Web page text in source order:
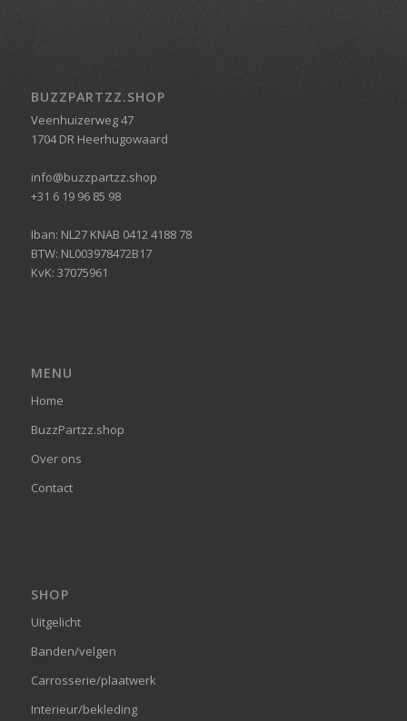
BUZZPARTZZ.SHOP
Veenhuizerweg 47
1704 DR Heerhugowaard
info@buzzpartzz.shop
+31 6 19 96 85 98
Iban: NL27 KNAB 0412 4188 78
BTW: NL003978472B17
KvK: 37075961
MENU
Home
BuzzPartzz.shop
Over ons
Contact
SHOP
Uitgelicht
Banden/velgen
Carrosserie/plaatwerk
Interieur/bekleding